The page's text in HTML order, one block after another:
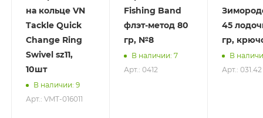
на кольце VN
Tackle Quick
Change Ring
Swivel sz11,
10шт
В наличии: 9
Арт.: VMT-016011
Fishing Band
флэт-метод 80
гр, №8
В наличии: 7
Арт.: 0412
45
гр,
В
Арт.: 031.42